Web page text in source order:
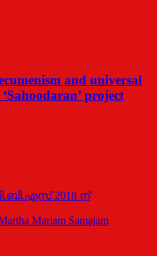
and universal
project
2018 ന്
Mariam Samajam